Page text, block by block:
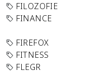
FILOZOFIE
FINANCE
FIREFOX
FITNESS
FLEGR